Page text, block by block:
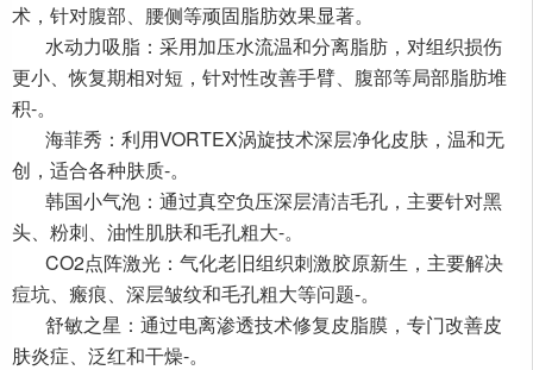
术，针对腹部、腰侧等顽固脂肪效果显著。
水动力吸脂：采用加压水流温和分离脂肪，对组织损伤
更小、恢复期相对短，针对性改善手臂、腹部等局部脂肪堆
积-。
海菲秀：利用VORTEX涡旋技术深层净化皮肤，温和无
创，适合各种肤质-。
韩国小气泡：通过真空负压深层清洁毛孔，主要针对黑
头、粉刺、油性肌肤和毛孔粗大-。
CO2点阵激光：气化老旧组织刺激胶原新生，主要解决
痘坑、瘢痕、深层皱纹和毛孔粗大等问题-。
舒敏之星：通过电离渗透技术修复皮脂膜，专门改善皮
肤炎症、泛红和干燥-。